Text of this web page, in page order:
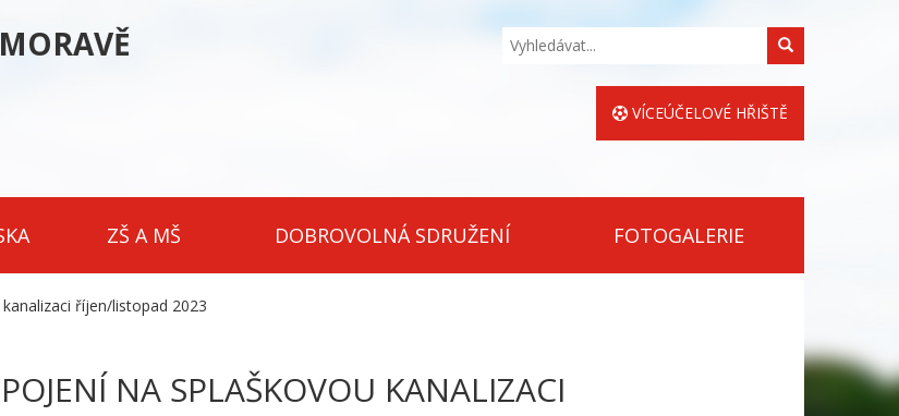
Hledat
VÍCEÚČELOVÉ HŘIŠTĚ
ZŠ A MŠ DOBROVOLNÁ SDRUŽENÍ FOTOGALERIE
říjen/listopad 2023
NA SPLAŠKOVOU KANALIZACI